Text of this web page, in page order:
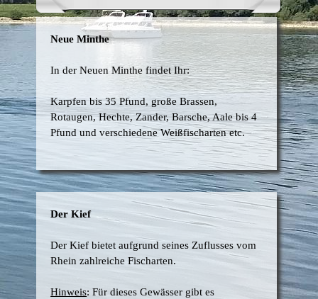
Neue Minthe
In der Neuen Minthe findet Ihr:
Karpfen bis 35 Pfund, große Brassen,
Rotaugen, Hechte, Zander, Barsche, Aale bis 4
Pfund und verschiedene Weißfischarten etc.
Der Kief
Der Kief bietet aufgrund seines Zuflusses vom
Rhein zahlreiche Fischarten.
Hinweis: Für dieses Gewässer gibt es